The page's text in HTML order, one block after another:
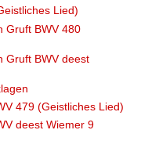
Lied)
Gruft BWV 480
Gruft BWV deest
479 (Geistliches Lied)
deest Wiemer 9